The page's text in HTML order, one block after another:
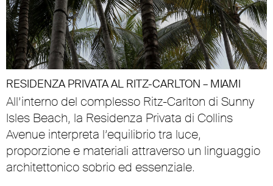
RESIDENZA PRIVATA AL RITZ-CARLTON – MIAMI
All’interno del complesso Ritz-Carlton di Sunny
Isles Beach, la Residenza Privata di Collins
Avenue interpreta l’equilibrio tra luce,
proporzione e materiali attraverso un linguaggio
architettonico sobrio ed essenziale.